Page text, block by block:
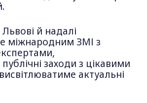
й надалі
міжнародним ЗМІ з
заходи з цікавими
актуальні